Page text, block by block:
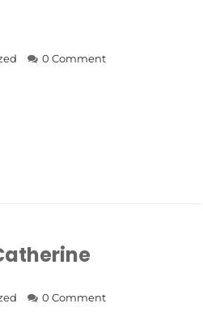
0 Comment
0 Comment